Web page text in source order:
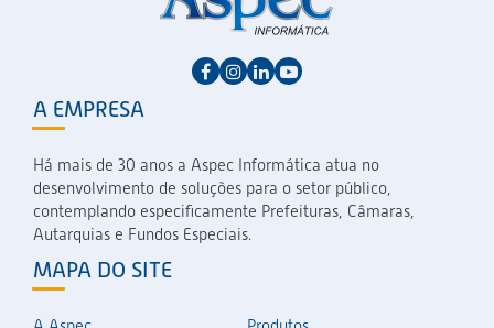
A EMPRESA
Há mais de 30 anos a Aspec Informática atua no
desenvolvimento de soluções para o setor público,
contemplando especificamente Prefeituras, Câmaras,
Autarquias e Fundos Especiais.
MAPA DO SITE